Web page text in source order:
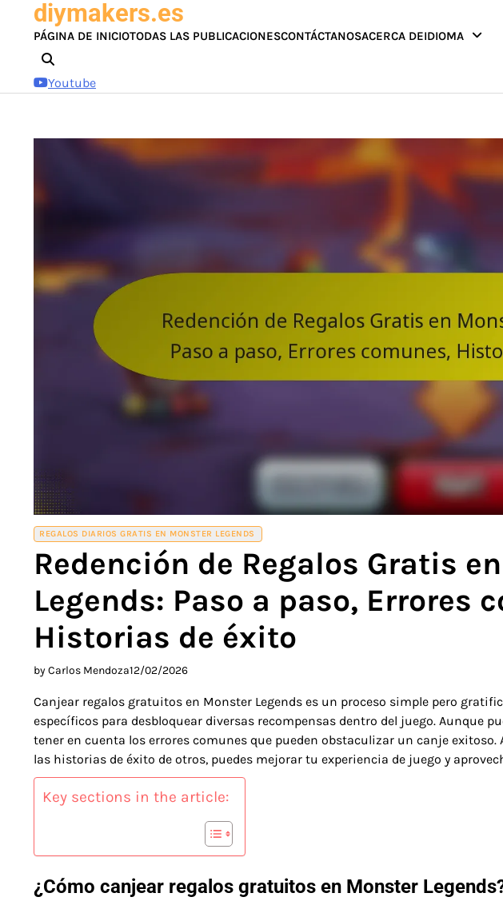
diymakers.es
PÁGINA DE INICIOTODAS LAS PUBLICACIONESCONTÁCTANOSACERCA DEIDIOMA
Youtube
REGALOS DIARIOS GRATIS EN MONSTER LEGENDS
Redención de Regalos Gratis
Legends: Paso a paso, Errores
Historias de éxito
by Carlos Mendoza12/02/2026
Canjear regalos gratuitos en Monster Legends es un proceso simple pero
específicos para desbloquear diversas recompensas dentro del juego. Aunque
tener en cuenta los errores comunes que pueden obstaculizar un canje exitoso.
las historias de éxito de otros, puedes mejorar tu experiencia de juego y
Key sections in the article:
¿Cómo canjear regalos gratuitos en Monster